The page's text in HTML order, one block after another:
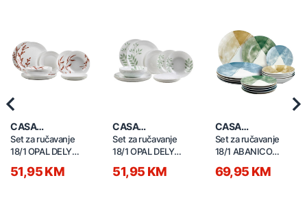
CASA
COLLECTION
Set za ručavanje
18/1 OPAL DELY
51,95 KM
CASA
COLLECTION
Set za ručavanje
18/1 OPAL DELY
51,95 KM
CASA
COLLECTION
Set za ručavanje
18/1 ABANICO
69,95 KM